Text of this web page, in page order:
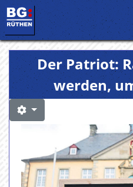
Der Patriot:
werden,